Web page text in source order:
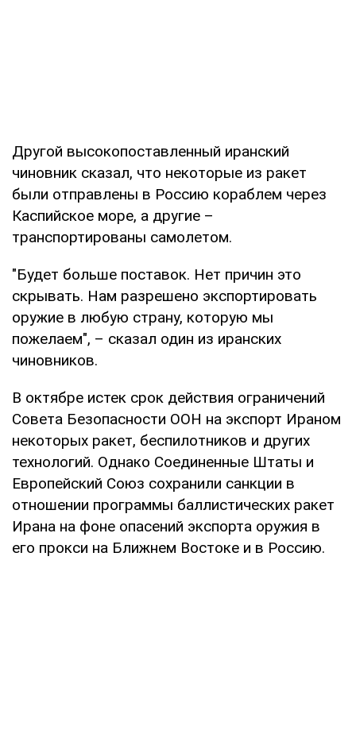
Другой высокопоставленный иранский
чиновник сказал, что некоторые из ракет
были отправлены в Россию кораблем через
Каспийское море, а другие –
транспортированы самолетом.
"Будет больше поставок. Нет причин это
скрывать. Нам разрешено экспортировать
оружие в любую страну, которую мы
пожелаем", – сказал один из иранских
чиновников.
В октябре истек срок действия ограничений
Совета Безопасности ООН на экспорт Ираном
некоторых ракет, беспилотников и других
технологий. Однако Соединенные Штаты и
Европейский Союз сохранили санкции в
отношении программы баллистических ракет
Ирана на фоне опасений экспорта оружия в
его прокси на Ближнем Востоке и в Россию.